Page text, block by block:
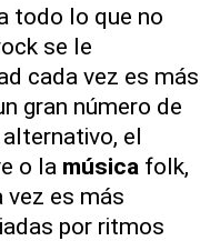
todo lo que no
se le
cada vez es más
gran número de
el
o la música folk,
vez es más
por ritmos